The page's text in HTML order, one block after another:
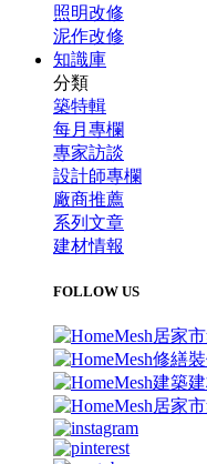
照明改修
泥作改修
知識庫
分類
築特輯
每月專欄
專家訪談
設計師專欄
廠商推薦
系列文章
建材情報
FOLLOW US